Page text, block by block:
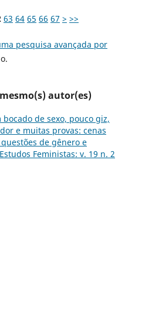
63 64 65 66 67 > >>
pesquisa avançada por
autor(es)
bocado de sexo, pouco giz,
e muitas provas: cenas
de gênero e
Feministas: v. 19 n. 2